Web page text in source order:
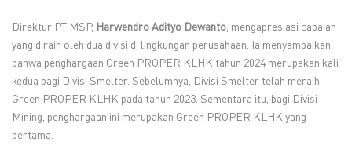
Direktur PT MSP, Harwendro Adityo Dewanto , mengapresiasi capaian
yang diraih oleh dua divisi di lingkungan perusahaan. Ia menyampaikan
bahwa penghargaan Green PROPER KLHK tahun 2024 merupakan kali
kedua bagi Divisi Smelter. Sebelumnya, Divisi Smelter telah meraih
Green PROPER KLHK pada tahun 2023. Sementara itu, bagi Divisi
Mining, penghargaan ini merupakan Green PROPER KLHK yang
pertama.